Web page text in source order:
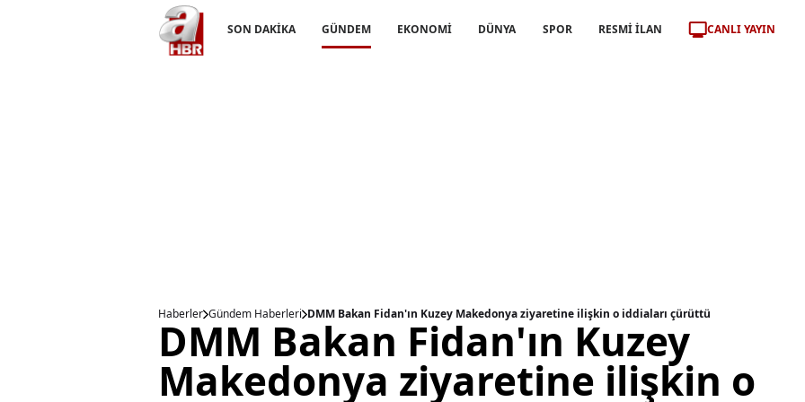
SON DAKİKA GÜNDEM EKONOMİ DÜNYA SPOR RESMİ İLAN CANLI YAYIN
Haberler Gündem Haberleri DMM Bakan Fidan'ın Kuzey Makedonya ziyaretine ilişkin o iddiaları çürüttü
DMM Bakan Fidan'ın Kuzey
Makedonya ziyaretine ilişkin o